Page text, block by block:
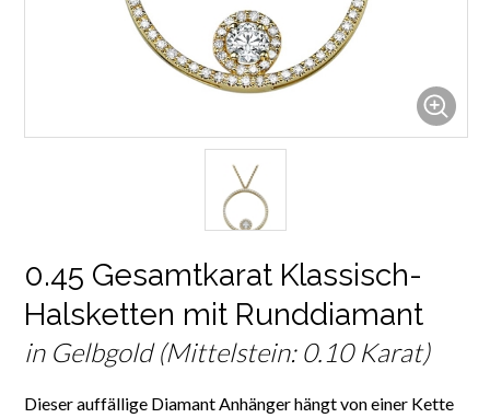
0.45 Gesamtkarat Klassisch-
Halsketten mit Runddiamant
in Gelbgold (Mittelstein: 0.10 Karat)
Dieser auffällige Diamant Anhänger hängt von einer Kette